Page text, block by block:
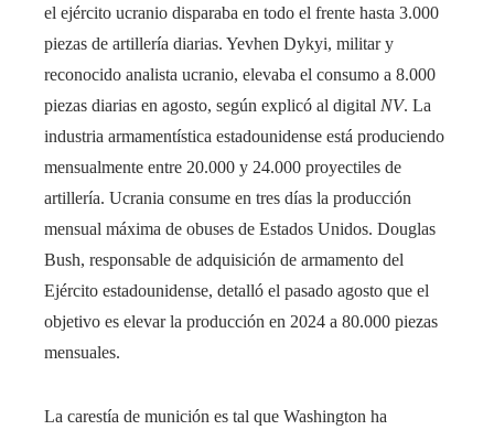
el ejército ucranio disparaba en todo el frente hasta 3.000
piezas de artillería diarias. Yevhen Dykyi, militar y
reconocido analista ucranio, elevaba el consumo a 8.000
piezas diarias en agosto, según explicó al digital NV. La
industria armamentística estadounidense está produciendo
mensualmente entre 20.000 y 24.000 proyectiles de
artillería. Ucrania consume en tres días la producción
mensual máxima de obuses de Estados Unidos. Douglas
Bush, responsable de adquisición de armamento del
Ejército estadounidense, detalló el pasado agosto que el
objetivo es elevar la producción en 2024 a 80.000 piezas
mensuales.
La carestía de munición es tal que Washington ha